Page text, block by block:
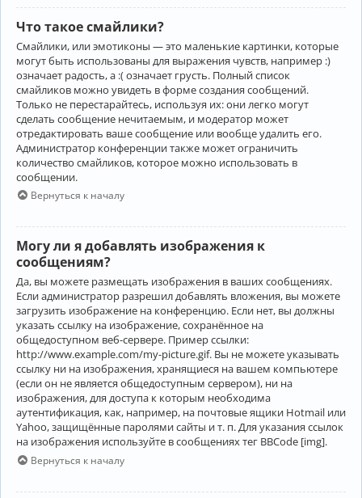
Что такое смайлики?
Смайлики, или эмотиконы — это маленькие картинки, которые
могут быть использованы для выражения чувств, например :)
означает радость, а :( означает грусть. Полный список
смайликов можно увидеть в форме создания сообщений.
Только не перестарайтесь, используя их: они легко могут
сделать сообщение нечитаемым, и модератор может
отредактировать ваше сообщение или вообще удалить его.
Администратор конференции также может ограничить
количество смайликов, которое можно использовать в
сообщении.
Вернуться к началу
Могу ли я добавлять изображения к
сообщениям?
Да, вы можете размещать изображения в ваших сообщениях.
Если администратор разрешил добавлять вложения, вы можете
загрузить изображение на конференцию. Если нет, вы должны
указать ссылку на изображение, сохранённое на
общедоступном веб-сервере. Пример ссылки:
http://www.example.com/my-picture.gif. Вы не можете указывать
ссылку ни на изображения, хранящиеся на вашем компьютере
(если он не является общедоступным сервером), ни на
изображения, для доступа к которым необходима
аутентификация, как, например, на почтовые ящики Hotmail или
Yahoo, защищённые паролями сайты и т. п. Для указания ссылок
на изображения используйте в сообщениях тег BBCode [img].
Вернуться к началу